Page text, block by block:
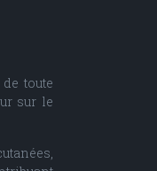
toute
sur le